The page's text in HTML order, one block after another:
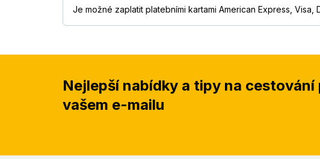
Je možné zaplatit platebními kartami American Express, Visa,
Nejlepší nabídky a tipy na cestování
vašem e-mailu